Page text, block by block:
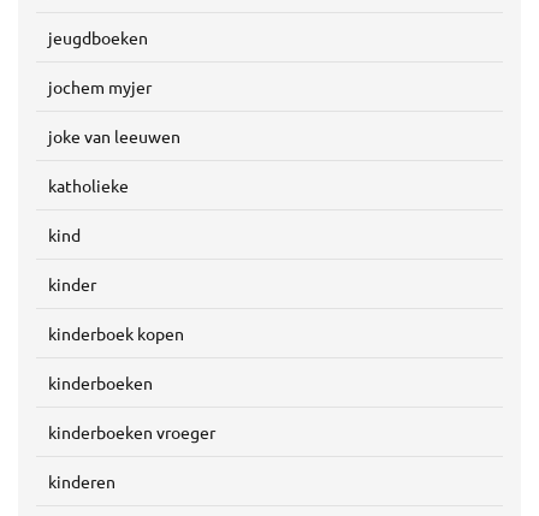
jeugdboeken
jochem myjer
joke van leeuwen
katholieke
kind
kinder
kinderboek kopen
kinderboeken
kinderboeken vroeger
kinderen